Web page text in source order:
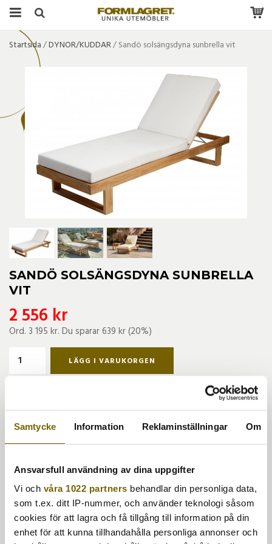
Samtycke Information Reklaminställningar Om
Ansvarsfull användning av dina uppgifter
Vi och våra 1022 partners behandlar din personliga data,
som t.ex. ditt IP-nummer, och använder teknologi såsom
cookies för att lagra och få tillgång till information på din
enhet för att kunna tillhandahålla personliga annonser och
Startsida/DYNOR/KUDDAR/Sandö solsängsdyna sunbrella vit
SANDÖ SOLSÄNGSDYNA SUNBRELLA
VIT
2 556 kr
Ord. 3 195 kr. Du sparar639 kr(20%)
LÄGG I VARUKORGEN
Dyna som passar till Sandö och Praga solsäng.
beständig och vattentålig. Tyget är special behandlat mot
mögel, fett, smuts och föroreningar, vilket gör det till en
perfekt utomhustextil.